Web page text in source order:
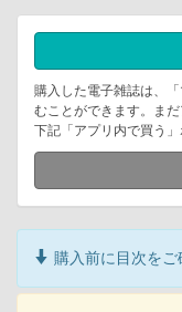
購入した電子雑誌は、
むことができます。ま
下記「アプリ内で買う
購入前に目次をご